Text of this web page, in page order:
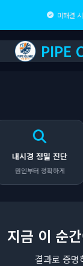
미해결
PIPE
시경 정밀 진단
인부터 정확하게
지금 이 순
결과로 증명